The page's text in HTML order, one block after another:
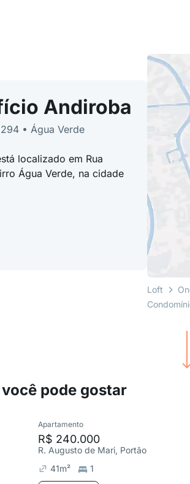
Andiroba
• Água Verde
localizado em Rua
Água Verde, na cidade
Loft
pode gostar
Apartamento
R$ 240.000
R. Augusto de Mari, Portão
41m² 1